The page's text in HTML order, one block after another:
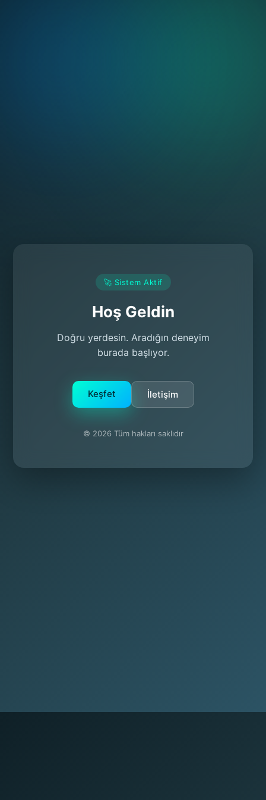
🚀 Sistem Aktif
Hoş Geldin
Doğru yerdesin. Aradığın deneyim
burada başlıyor.
Keşfet İletişim
© 2026 Tüm hakları saklıdır